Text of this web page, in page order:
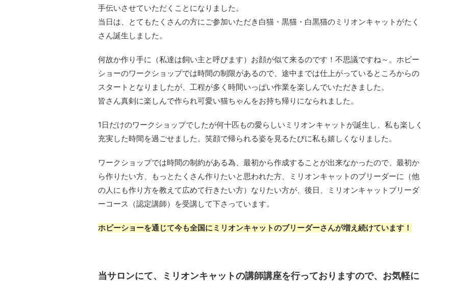
手伝いさせていただくことになりました。
当日は、とてもたくさんの方にご参加いただき白猫・黒猫・白黒猫のミリオンキャットがたく
さん誕生しました。
何故か作り手に（私達は飼い主と呼びます）お顔が似て来るのです！不思議ですね～。ホビー
ショーのワークショップでは時間の制限があるので、途中までは仕上がっているところからの
スタートとなりましたが、工程が多く時間いっぱい作業を楽しんでいただきました。
皆さん真剣に楽しんで作られ可愛い猫ちゃんをお持ち帰りになられました。
1日だけのワークショップでしたが何十匹もの愛らしいミリオンキャットが誕生し、私も楽しく
充実した時間を過ごせました。笑顔で帰られる姿を見るたびに私も嬉しくなりました。
ワークショップでは時間の制約がある為、最初から作成することが出来なかったので、最初か
ら作りたい方、もっとたくさん作りたいと思われた方、ミリオンキャットのブリーダーに（他
の人にも作り方を教えて広めて行きたい方）なりたい方が、後日、ミリオンキャットブリーダ
ーコース（認定講師）を受講して下さっています。
ホビーショーを通じて今も全国にミリオンキャットのブリーダーさんが増え続けています！
当サロンにて、ミリオンキャットの講師講座を行っておりますので、お気軽に